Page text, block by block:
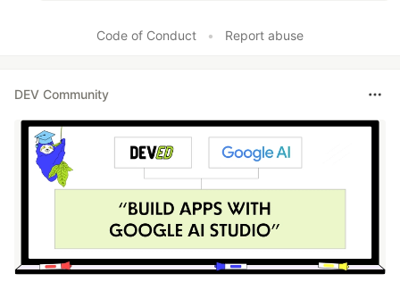
Code of Conduct • Report abuse
DEV Community